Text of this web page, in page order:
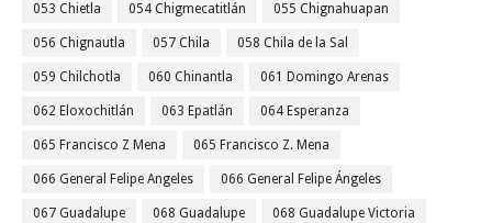
053 Chietla 054 Chigmecatitlán 055 Chignahuapan
056 Chignautla 057 Chila 058 Chila de la Sal
059 Chilchotla 060 Chinantla 061 Domingo Arenas
062 Eloxochitlán 063 Epatlán 064 Esperanza
065 Francisco Z Mena 065 Francisco Z. Mena
066 General Felipe Angeles 066 General Felipe Ángeles
067 Guadalupe 068 Guadalupe 068 Guadalupe Victoria